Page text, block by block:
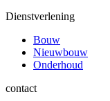
Dienstverlening
Bouw
Nieuwbouw
Onderhoud
contact